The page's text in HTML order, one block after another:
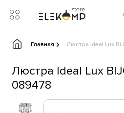
Главная Люстра Ideal Lux
Люстра Ideal Lux
089478